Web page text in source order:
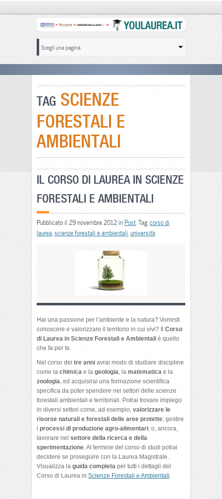
TAG SCIENZE
FORESTALI E
AMBIENTALI
IL CORSO DI LAUREA IN SCIENZE
FORESTALI E AMBIENTALI
Pubblicato il 29 novembre 2012 inPost . Tag:corso di
laurea scienze forestali e ambientali università
Hai una passione per l’ambiente e la natura? Vorresti
conoscere e valorizzare il territorio in cui vivi? Il Corso
di Laurea in Scienze Forestali e Ambientali è quello
che fa per te.
Nel corso dei tre anni avrai modo di studiare discipline
come la chimica e la geologia, la matematica e la
zoologia, ed acquisirai una formazione scientifica
specifica da poter spendere nei settori delle scienze
forestali ambientali e territoriali. Potrai trovare impiego
in diversi settori come, ad esempio, valorizzare le
risorse naturali e forestali delle aree protette; gestire
i processi di produzione agro-alimentari; o, ancora,
lavorare nel settore della ricerca e della
sperimentazione. Al termine del corso di studi potrai
decidere se proseguire con la Laurea Magistrale.
Visualizza la guida completa per tutti i dettagli del
Corso di Laurea in Scienze Forestali e Ambientali.